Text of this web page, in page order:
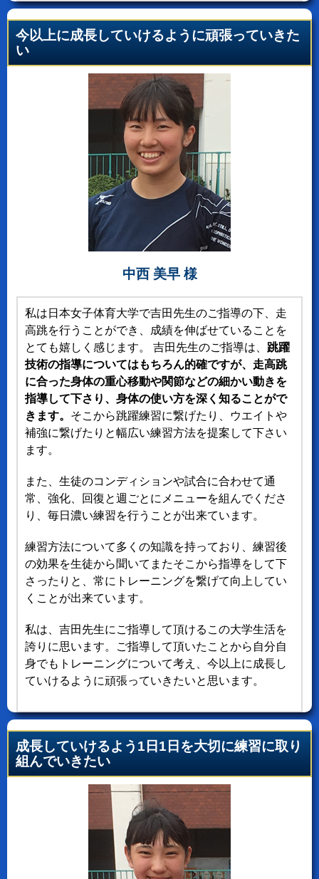
今以上に成長していけるように頑張っていきた
い
中西 美早 様
私は日本女子体育大学で吉田先生のご指導の下、走
高跳を行うことができ、成績を伸ばせていることを
とても嬉しく感じます。 吉田先生のご指導は、 跳躍
技術の指導についてはもちろん的確ですが、走高跳
に合った身体の重心移動や関節などの細かい動きを
指導して下さり、身体の使い方を深く知ることがで
きます。 そこから跳躍練習に繋げたり、ウエイトや
補強に繋げたりと幅広い練習方法を提案して下さい
ます。
また、生徒のコンディションや試合に合わせて通
常、強化、回復と週ごとにメニューを組んでくださ
り、毎日濃い練習を行うことが出来ています。
練習方法について多くの知識を持っており、練習後
の効果を生徒から聞いてまたそこから指導をして下
さったりと、常にトレーニングを繋げて向上してい
くことが出来ています。
私は、吉田先生にご指導して頂けるこの大学生活を
誇りに思います。ご指導して頂いたことから自分自
身でもトレーニングについて考え、今以上に成長し
ていけるように頑張っていきたいと思います。
成長していけるよう1日1日を大切に練習に取り
組んでいきたい